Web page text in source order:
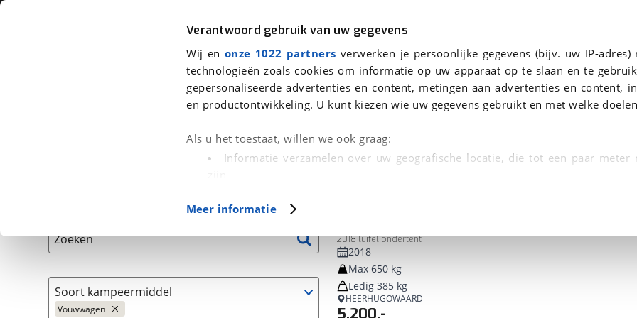
Verantwoord gebruik van uw gegevens
Wij en onze 1022 partners verwerken je persoonlijke gegevens (bijv. uw IP-adres)
technologieën zoals cookies om informatie op uw apparaat op te slaan en te
gepersonaliseerde advertenties en content, metingen aan advertenties en content,
en productontwikkeling. U kunt kiezen wie uw gegevens gebruikt en met welke
Als u het toestaat, willen we ook graag:
Informatie verzamelen over uw geografische locatie, die tot een paar meter
(fingerprinting)
in. U kunt uw toestemming op elk moment wijzigen of
Cookieverklaring.
Met cookies en vergelijkbare technieken zorgen we voor een betere en meer
Functionele cookies zorgen ervoor dat de website goed werkt. Ook gebruiken we
Meer informatie
Auto Fiets Motor
Kampeervoertuigen>Vouwwagenvoertuigen
We hebben 23 kampeervoertuigen voor je gevonden
Zoeken
Soort kampeermiddel
Vouwwagen
2018 luifel,ondertent
2018
Max 650 kg
Ledig 385 kg
HEERHUGOWAARD
5.200,-